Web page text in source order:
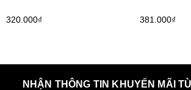
320.000₫ 381.000₫
NHẬN THÔNG TIN KHUYẾN MÃI